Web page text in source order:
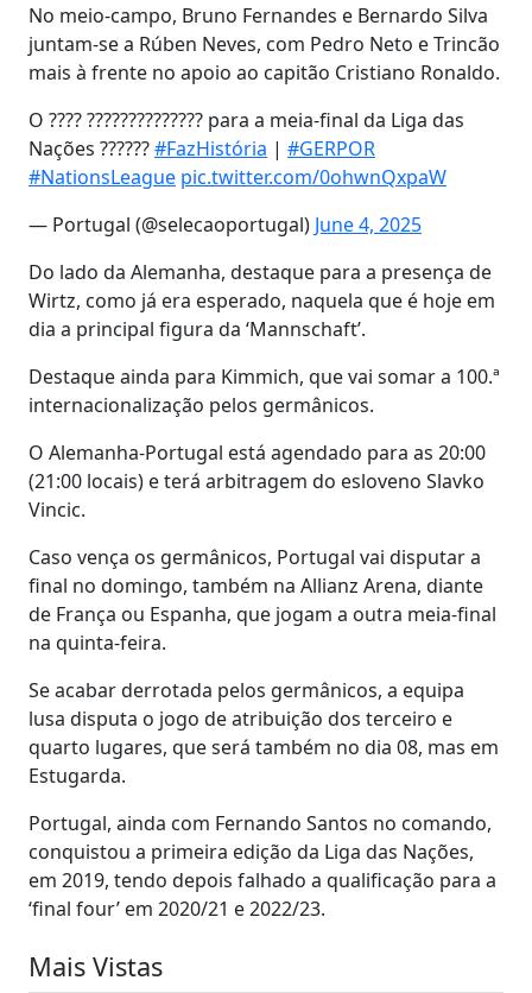
No meio-campo, Bruno Fernandes e Bernardo Silva
juntam-se a Rúben Neves, com Pedro Neto e Trincão
mais à frente no apoio ao capitão Cristiano Ronaldo.
O ???? ?????????????? para a meia-final da Liga das
Nações ??????#FazHistória | #GERPOR
#NationsLeague pic.twitter.com/0ohwnQxpaW
— Portugal (@selecaoportugal) June 4, 2025
Do lado da Alemanha, destaque para a presença de
Wirtz, como já era esperado, naquela que é hoje em
dia a principal figura da ‘Mannschaft’.
Destaque ainda para Kimmich, que vai somar a 100.ª
internacionalização pelos germânicos.
O Alemanha-Portugal está agendado para as 20:00
(21:00 locais) e terá arbitragem do esloveno Slavko
Vincic.
Caso vença os germânicos, Portugal vai disputar a
final no domingo, também na Allianz Arena, diante
de França ou Espanha, que jogam a outra meia-final
na quinta-feira.
Se acabar derrotada pelos germânicos, a equipa
lusa disputa o jogo de atribuição dos terceiro e
quarto lugares, que será também no dia 08, mas em
Estugarda.
Portugal, ainda com Fernando Santos no comando,
conquistou a primeira edição da Liga das Nações,
em 2019, tendo depois falhado a qualificação para a
‘final four’ em 2020/21 e 2022/23.
Mais Vistas